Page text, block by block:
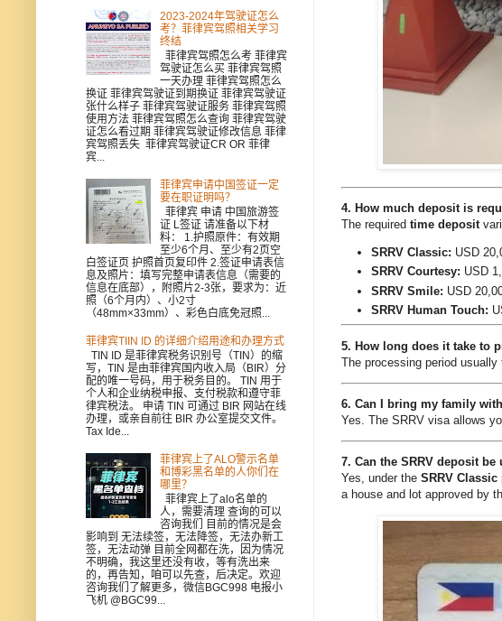
4. How much deposit is
The required time deposit
SRRV Classic: USD
SRRV Courtesy: USD
SRRV Smile: USD
SRRV Human Touch:
5. How long does it take to
The processing period usually
6. Can I bring my family
Yes. The SRRV visa allows
7. Can the SRRV deposit
Yes, under the SRRV Classic
a house and lot approved by
2023-2024年驾驶证怎么
考？菲律宾驾照相关学习
终结
菲律宾驾照怎么考 菲律宾
驾驶证怎么买 菲律宾驾照
一天办理 菲律宾驾照怎么
换证 菲律宾驾驶证到期换证 菲律宾驾驶证
张什么样子 菲律宾驾驶证服务 菲律宾驾照
使用方法 菲律宾驾照怎么查询 菲律宾驾驶
证怎么看过期 菲律宾驾驶证修改信息 菲律
宾驾照丢失 菲律宾驾驶证CR OR 菲律
宾...
菲律宾申请中国签证一定
要在职证明吗？
菲律宾 申请 中国旅游签
证 L签证 请准备以下材
料： 1.护照原件：有效期
至少6个月、至少有2页空
白签证页 护照首页复印件 2.签证申请表信
息及照片：填写完整申请表信息（需要的
信息在底部），附照片2-3张，要求为：近
照（6个月内）、小2寸
（48mm×33mm）、彩色白底免冠照...
菲律宾TIIN ID 的详细介绍用途和办理方式
TIN ID 是菲律宾税务识别号（TIN）的缩
写，TIN 是由菲律宾国内收入局（BIR）分
配的唯一号码，用于税务目的。 TIN 用于
个人和企业纳税申报、支付税款和遵守菲
律宾税法。 申请 TIN 可通过 BIR 网站在线
办理，或亲自前往 BIR 办公室提交文件。
Tax Ide...
菲律宾上了ALO警示名单
和博彩黑名单的人你们在
哪里？
菲律宾上了alo名单的
人，需要清理 查询的可以
咨询我们 目前的情况是会
影响到 无法续签，无法降签，无法办新工
签，无法动弹 目前全网都在洗，因为情况
不明确，我这里还没有收，等有洗出来
的，再告知，咱可以先查，后决定。欢迎
咨询我们了解更多，微信BGC998 电报小
飞机 @BGC99...